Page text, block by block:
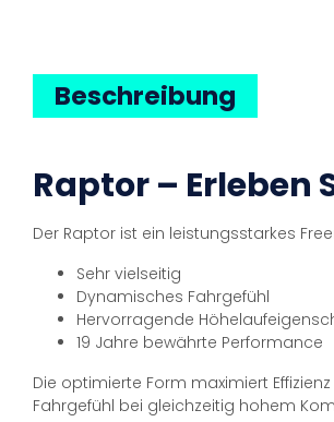
Beschreibung
Raptor – Erleben
Der Raptor ist ein leistungsstarkes
Sehr vielseitig
Dynamisches Fahrgefühl
Hervorragende
19 Jahre bewährte Performance
Die optimierte Form maximiert
Fahrgefühl bei gleichzeitig hohem